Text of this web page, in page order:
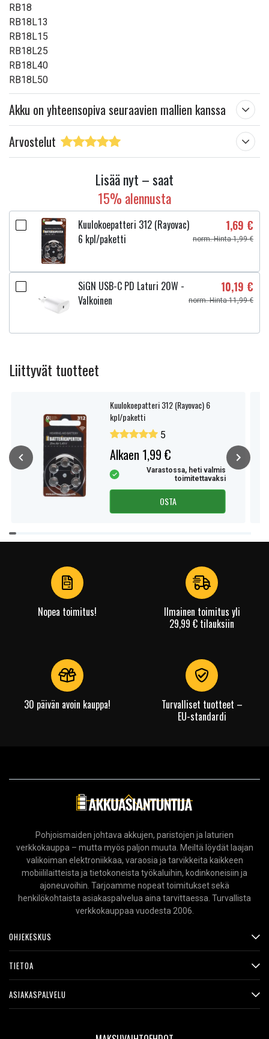
P102
P103
P104
P105
P106
P107
P108
P193
P194
RB18L50
Useita muita malleja
Sopii muun muassa
Sopii suureen määrään Ryobi ONE+ 18V -työkaluja, mukaan
lukien seuraavat sarjat:
CCS
CRS
R18-sarja
Monet muut Ryobi ONE+ -mallit (katso
yhteensopivuusluettelo).
Tuotetyyppi:
Ylilataussuoja:
135.7 x 76 x 107.3 mm
RB18
RB18L13
RB18L15
RB18L25
RB18L40
RB18L50
Akku on yhteensopiva seuraavien mallien kanssa
Arvostelut
Lisää nyt – saat
15% alennusta
Kuulokoepatteri 312 (Rayovac)
6 kpl/paketti
1,69 €
norm. Hinta 1,99 €
SiGN USB-C PD Laturi 20W -
Valkoinen
10,19 €
norm. Hinta 11,99 €
Liittyvät tuotteet
Kuulokoepatteri 312 (Rayovac) 6
kpl/paketti
5
Alkaen 1,99 €
Varastossa, heti valmis
toimitettavaksi
OSTA
Item
1
Nopea toimitus!
Ilmainen toimitus yli
29,99 € tilauksiin
30 päivän avoin kauppa!
Turvalliset tuotteet –
EU-standardi
Pohjoismaiden johtava akkujen, paristojen ja laturien
verkkokauppa – mutta myös paljon muuta. Meiltä löydät laajan
valikoiman elektroniikkaa, varaosia ja tarvikkeita kaikkeen
mobiililaitteista ja tietokoneista työkaluihin, kodinkoneisiin ja
ajoneuvoihin. Tarjoamme nopeat toimitukset sekä
henkilökohtaista asiakaspalvelua aina tarvittaessa. Turvallista
verkkokauppaa vuodesta 2006.
OHJEKESKUS
TIETOA
ASIAKASPALVELU